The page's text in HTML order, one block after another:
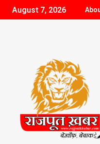
August 7, 2026